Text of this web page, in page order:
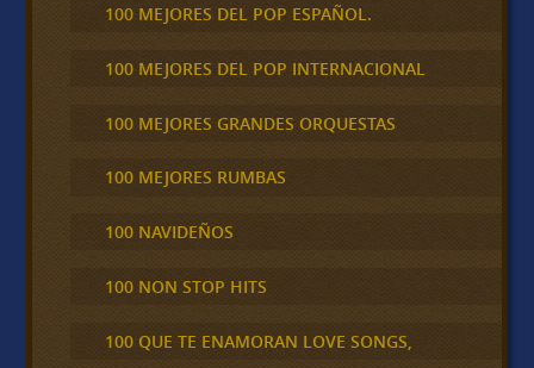
100 MEJORES DEL POP ESPAÑOL.
100 MEJORES DEL POP INTERNACIONAL
100 MEJORES GRANDES ORQUESTAS
100 MEJORES RUMBAS
100 NAVIDEÑOS
100 NON STOP HITS
100 QUE TE ENAMORAN LOVE SONGS,